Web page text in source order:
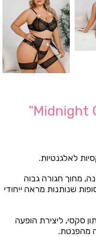
לאלגנטיות.
מחוך חגורה גבוה
שנותנות מראה ייחודי
סקסי, ליצירת הופעה
מהפנטת.